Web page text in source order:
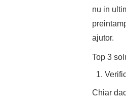
nu in
ajutor.
Top 3
Chiar